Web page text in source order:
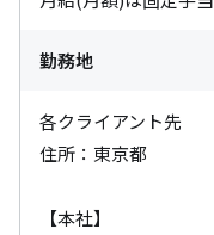
勤務地
各クライアント先
住所：東京都
【本社】